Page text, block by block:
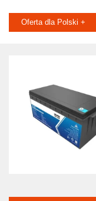
Oferta dla Polski +